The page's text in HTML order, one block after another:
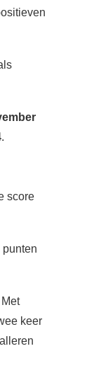
.
score
keer